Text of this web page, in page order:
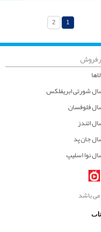
1
2
شورتی ابریفلکس
فلوفسان
اتندز
جان پد
نوا اسلیپ
باشد